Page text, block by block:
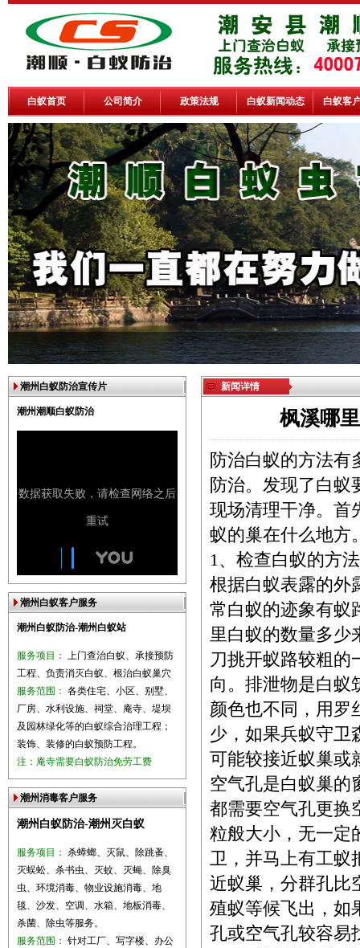
白蚁首页 公司简介 政策法规 白蚁新闻动态 白蚁客
潮州白蚁防治宣传片
潮州潮顺白蚁防治
潮州白蚁客户服务
潮州白蚁防治-潮州白蚁站
服务项目： 上门查治白蚁、承接预防
工程、负责消灭白蚁、根治白蚁巢穴
服务范围： 各类住宅、小区、别墅、
厂房、水利设施、祠堂、庵寺、堤坝
及园林绿化等的白蚁综合治理工程；
装饰、装修的白蚁预防工程。
注：庵寺需要白蚁防治免劳工费
潮州消毒客户服务
潮州白蚁防治-潮州灭白蚁
服务项目： 杀蟑螂、灭鼠、除跳蚤、
灭蜈蚣、杀书虫、灭蚊、灭蝇、除臭
虫、环境消毒、物业设施消毒、地
毯、沙发、空调、水箱、地板消毒、
杀菌、除虫等服务。
服务范围： 针对工厂、写字楼、办公
新闻详情
枫溪哪
防治白蚁的方法有
防治。发现了白蚁
现场清理干净。首
蚁的巢在什么地方
1、检查白蚁的方法
根据白蚁表露的外
常白蚁的迹象有蚁
里白蚁的数量多少
刀挑开蚁路较粗的
向。排泄物是白蚁
颜色也不同，用罗
少，如果兵蚁守卫
可能较接近蚁巢或
空气孔是白蚁巢的
都需要空气孔更换
粒般大小，无一定
卫，并马上有工蚁
近蚁巢，分群孔比
殖蚁等候飞出，如
孔或空气孔较容易